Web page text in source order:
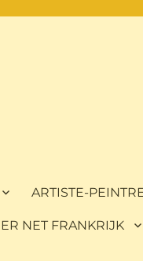
ARTISTE-
NET FRANKRIJK